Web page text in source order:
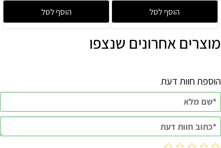
הוסף לסל הוסף לסל
מוצרים אחרונים שנצפו
הוספת חוות דעת